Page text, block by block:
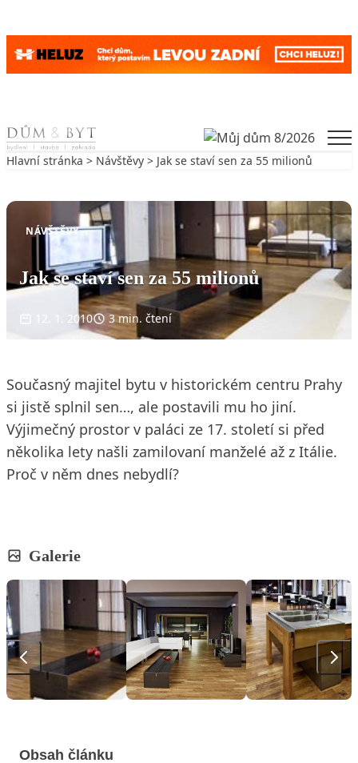
Skip to content
Hlavní stránka > Návštěvy > Jak se staví sen za 55 milionů
NÁVŠTĚVY
Jak se staví sen za 55 milionů
12. 1. 2010 3 min. čtení
Současný majitel bytu v historickém centru Prahy
si jistě splnil sen…, ale postavili mu ho jiní.
Výjimečný prostor v paláci ze 17. století si před
několika lety našli zamilovaní manželé až z Itálie.
Proč v něm dnes nebydlí?
Galerie
Obsah článku